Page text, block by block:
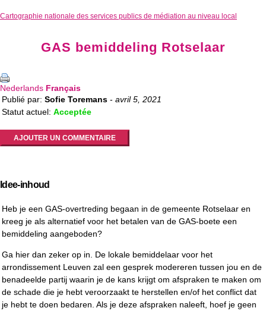
Cartographie nationale des services publics de médiation au niveau local
GAS bemiddeling Rotselaar
Nederlands Français
Publié par: Sofie Toremans - avril 5, 2021
Statut actuel: Acceptée
AJOUTER UN COMMENTAIRE
Idee-inhoud
Heb je een GAS-overtreding begaan in de gemeente Rotselaar en
kreeg je als alternatief voor het betalen van de GAS-boete een
bemiddeling aangeboden?
Ga hier dan zeker op in. De lokale bemiddelaar voor het
arrondissement Leuven zal een gesprek modereren tussen jou en de
benadeelde partij waarin je de kans krijgt om afspraken te maken om
de schade die je hebt veroorzaakt te herstellen en/of het conflict dat
je hebt te doen bedaren. Als je deze afspraken naleeft, hoef je geen